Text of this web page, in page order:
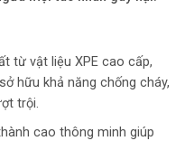
từ vật liệu XPE cao cấp,
hữu khả năng chống cháy,
trội.
cao thông minh giúp